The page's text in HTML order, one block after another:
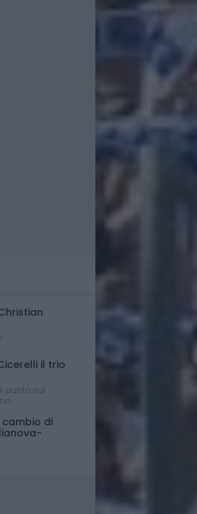
il trio
punto sul
cambio di